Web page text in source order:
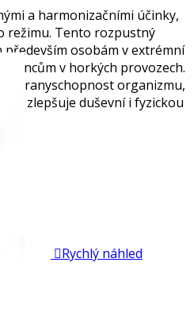
a harmonizačními účinky,
režimu. Tento rozpustný
především osobám v extrémní
v horkých provozech.
obranyschopnost organizmu,
a zlepšuje duševní i fyzickou
Rychlý náhled